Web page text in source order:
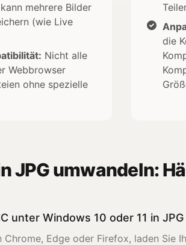
mehrere Bilder
(wie Live
Nicht alle
Webbrowser
ohne spezielle
die
JPG umwandeln:
unter Windows 10 oder 11 in JPG
Chrome, Edge oder Firefox, laden Sie